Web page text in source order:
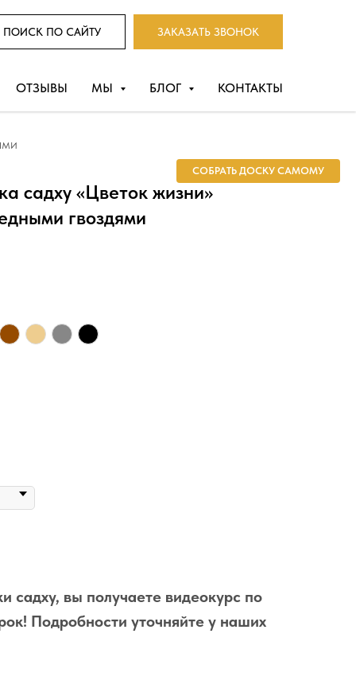
ПОИСК ПО САЙТУ ЗАКАЗАТЬ ЗВОНОК
ОТЗЫВЫ МЫ БЛОГ КОНТАКТЫ
СОБРАТЬ ДОСКУ САМОМУ
садху «Цветок жизни»
гвоздями
садху, вы получаете видеокурс по
Подробности уточняйте у наших